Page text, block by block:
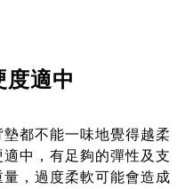
度適中
都不能一味地覺得越柔
中，有足夠的彈性及支
，過度柔軟可能會造成